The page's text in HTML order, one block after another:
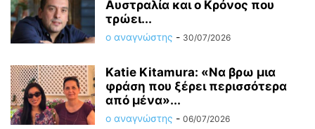
Αυστραλία και ο Κρόνος που
τρώει...
ο αναγνώστης - 30/07/2026
Katie Kitamura: «Να βρω μια
φράση που ξέρει περισσότερα
από μένα»...
ο αναγνώστης - 06/07/2026